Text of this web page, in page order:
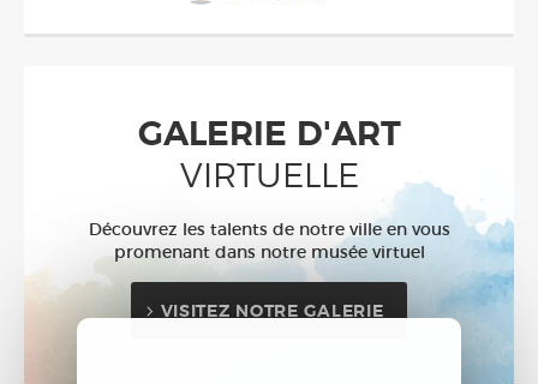
GALERIE D'ART
VIRTUELLE
Découvrez les talents de notre ville en vous
promenant dans notre musée virtuel
VISITEZ NOTRE GALERIE